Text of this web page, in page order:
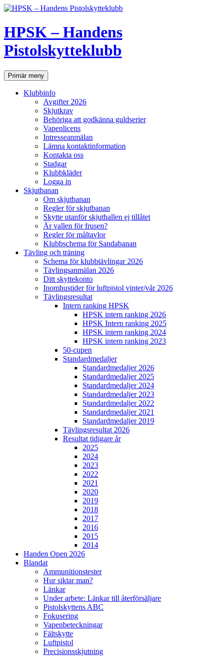
Hoppa
innehåll
HPSK – Handens
Pistolskytteklubb
SökPrimär meny
Klubbinfo
Avgifter 2026
Skjutkrav
Behöriga att godkänna guldserier
Vapenlicens
Intresseanmälan
Lämna kontaktinformation
Kontakta oss
Stadgar
Klubbkläder
Logga in
Skjutbanan
Om skjutbanan
Regler för skjutbanan
Skytte utanför skjuthallen ej tillåtet
Är vallen för frusen?
Regler för måltavlor
Klubbschema för Sandabanan
Tävling och träning
Schema för klubbtävlingar 2026
Tävlingsanmälan 2026
Ditt skyttekonto
Inomhustider för luftpistol vinter/vår 2026
Tävlingsresultat
Intern ranking HPSK
HPSK intern ranking 2026
HPSK Intern ranking 2025
HPSK intern ranking 2024
HPSK intern ranking 2023
50-cupen
Standardmedaljer
Standardmedaljer 2026
Standardmedaljer 2025
Standardmedaljer 2024
Standardmedaljer 2023
Standardmedaljer 2022
Standardmedaljer 2021
Standardmedaljer 2019
Tävlingsresultat 2026
Resultat tidigare år
2025
2024
2023
2022
2021
2020
2019
2018
2017
2016
2015
2014
Handen Open 2026
Blandat
Ammunitionstester
Hur siktar man?
Länkar
Under arbete: Länkar till återförsäljare
Pistolskyttens ABC
Fokusering
Vapenbeteckningar
Fältskytte
Luftpistol
Precisionsskjutning